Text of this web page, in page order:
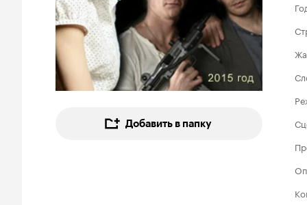
Добавить в папку